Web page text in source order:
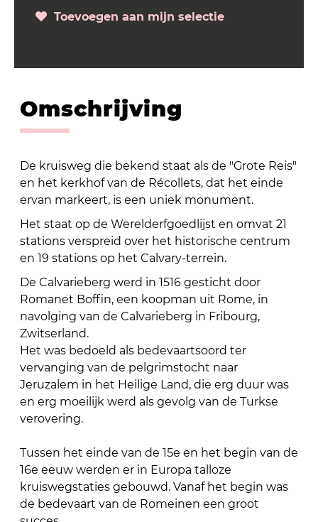
Toevoegen aan mijn selectie
Omschrijving
De kruisweg die bekend staat als de "Grote Reis"
en het kerkhof van de Récollets, dat het einde
ervan markeert, is een uniek monument.
Het staat op de Werelderfgoedlijst en omvat 21
stations verspreid over het historische centrum
en 19 stations op het Calvary-terrein.
De Calvarieberg werd in 1516 gesticht door
Romanet Boffin, een koopman uit Rome, in
navolging van de Calvarieberg in Fribourg,
Zwitserland.
Het was bedoeld als bedevaartsoord ter
vervanging van de pelgrimstocht naar
Jeruzalem in het Heilige Land, die erg duur was
en erg moeilijk werd als gevolg van de Turkse
verovering.
Tussen het einde van de 15e en het begin van de
16e eeuw werden er in Europa talloze
kruiswegstaties gebouwd. Vanaf het begin was
de bedevaart van de Romeinen een groot